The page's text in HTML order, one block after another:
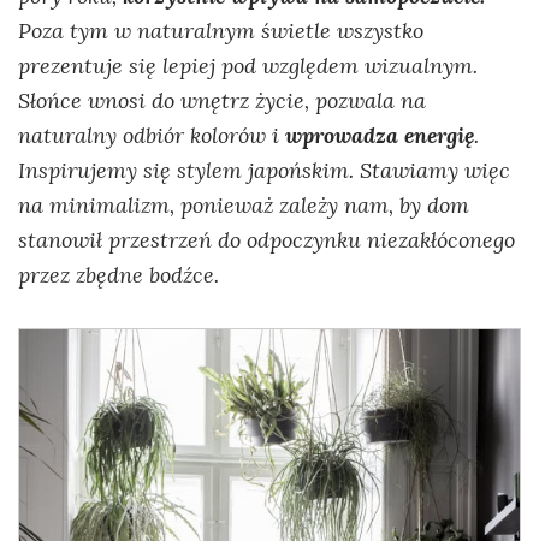
Poza tym w naturalnym świetle wszystko
prezentuje się lepiej pod względem wizualnym.
Słońce wnosi do wnętrz życie, pozwala na
naturalny odbiór kolorów i wprowadza energię.
Inspirujemy się stylem japońskim. Stawiamy więc
na minimalizm, ponieważ zależy nam, by dom
stanowił przestrzeń do odpoczynku niezakłóconego
przez zbędne bodźce.